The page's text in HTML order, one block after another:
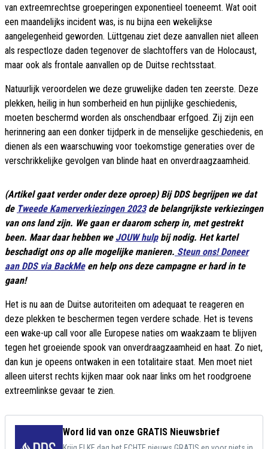
van extreemrechtse groeperingen exponentieel toeneemt. Wat ooit
een maandelijks incident was, is nu bijna een wekelijkse
aangelegenheid geworden. Lüttgenau ziet deze aanvallen niet alleen
als respectloze daden tegenover de slachtoffers van de Holocaust,
maar ook als frontale aanvallen op de Duitse rechtsstaat.
Natuurlijk veroordelen we deze gruwelijke daden ten zeerste. Deze
plekken, heilig in hun somberheid en hun pijnlijke geschiedenis,
moeten beschermd worden als onschendbaar erfgoed. Zij zijn een
herinnering aan een donker tijdperk in de menselijke geschiedenis, en
dienen als een waarschuwing voor toekomstige generaties over de
verschrikkelijke gevolgen van blinde haat en onverdraagzaamheid.
(Artikel gaat verder onder deze oproep) Bij DDS begrijpen we dat
de Tweede Kamerverkiezingen 2023de belangrijkste verkiezingen
van ons land zijn. We gaan er daarom scherp in, met gestrekt
been. Maar daar hebben we JOUW hulpbij nodig. Het kartel
beschadigt ons op alle mogelijke manieren. Steun ons! Doneer
aan DDS via BackMeen help ons deze campagne er hard in te
gaan!
Het is nu aan de Duitse autoriteiten om adequaat te reageren en
deze plekken te beschermen tegen verdere schade. Het is tevens
een wake-up call voor alle Europese naties om waakzaam te blijven
tegen het groeiende spook van onverdraagzaamheid en haat. Zo niet,
dan kun je opeens ontwaken in een totalitaire staat. Men moet niet
alleen uiterst rechts kijken maar ook naar links om het roodgroene
extreemlinkse gevaar te zien.
Word lid van onze GRATIS Nieuwsbrief